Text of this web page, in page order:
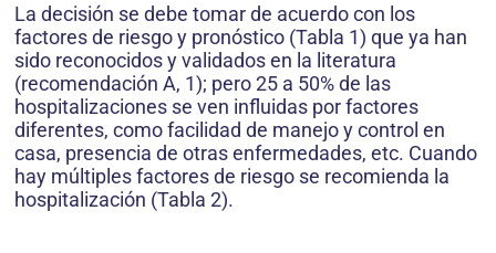
La decisión se debe tomar de acuerdo con los
factores de riesgo y pronóstico (Tabla 1) que ya han
sido reconocidos y validados en la literatura
(recomendación A, 1); pero 25 a 50% de las
hospitalizaciones se ven influidas por factores
diferentes, como facilidad de manejo y control en
casa, presencia de otras enfermedades, etc. Cuando
hay múltiples factores de riesgo se recomienda la
hospitalización (Tabla 2).